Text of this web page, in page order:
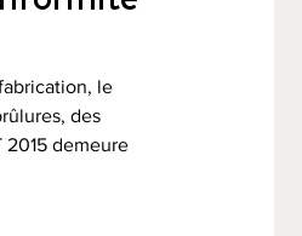
le
des
2015 demeure